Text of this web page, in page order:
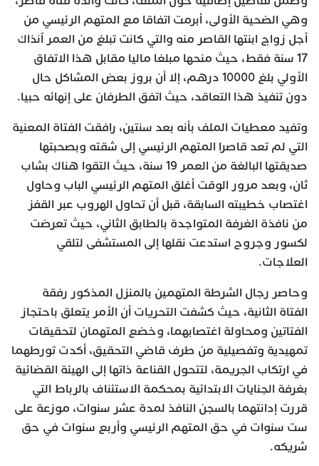
وهي الضحية الأولى، أبرمت اتفاقا مع المتهم الرئيسي من
أجل زواج ابنتها القاصر منه والتي كانت تبلغ من العمر آنذاك
17 سنة فقط، حيث منحها مبلغا ماليا مقابل هذا الاتفاق
الأولي بلغ 10000 درهم، إلا أن بروز بعض المشاكل حال
دون تنفيذ هذا التعاقد، حيث اتفق الطرفان على إنهائه حبيا.
وتفيد معطيات الملف بأنه بعد سنتين، رافقت الفتاة المعنية
التي لم تعد قاصرا المتهم الرئيسي إلى شقته وبصحبتها
صديقتها البالغة من العمر 19 سنة، حيث التقوا هناك بشاب
ثان، وبعد مرور الوقت أغلق المتهم الرئيسي الباب وحاول
اغتصاب خطيبته السابقة، قبل أن تحاول الهروب عبر القفز
من نافذة الغرفة المتواجدة بالطابق الثاني، حيث تعرضت
لكسور وجروح استدعت نقلها إلى المستشفى لتلقي
العلاجات.
وحاصر رجال الشرطة المتهمين بالمنزل المذكور رفقة
الفتاة الثانية، حيث كشفت التحريات أن الأمر يتعلق باحتجاز
الفتاتين ومحاولة اغتصابهما، وخضع المتهمان لتحقيقات
تمهيدية وتفصيلية من طرف قاضي التحقيق، أكدت تورطهما
في ارتكاب الجريمة، لتتحول القناعة ذاتها إلى الهيئة القضائية
بغرفة الجنايات الابتدائية بمحكمة الاستئناف بالرباط التي
قررت إدانتهما بالسجن النافذ لمدة عشر سنوات، موزعة على
ست سنوات في حق المتهم الرئيسي وأربع سنوات في حق
شريكه.